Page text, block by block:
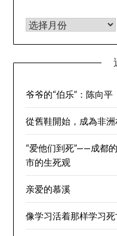
归档
爷爷的“伯乐”：陈向平
從舊鞋開始，成為非
“爱他们到死”——成都
市的生死观
亲爱的慕溪
像学习活着那样学习